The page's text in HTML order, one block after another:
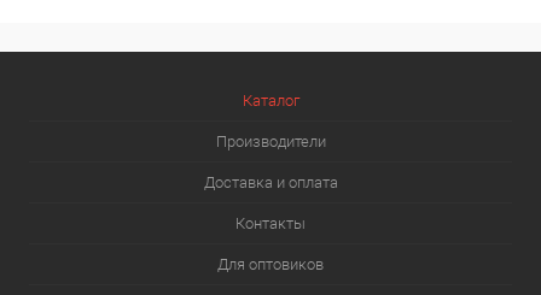
Каталог
Производители
Доставка и оплата
Контакты
Для оптовиков